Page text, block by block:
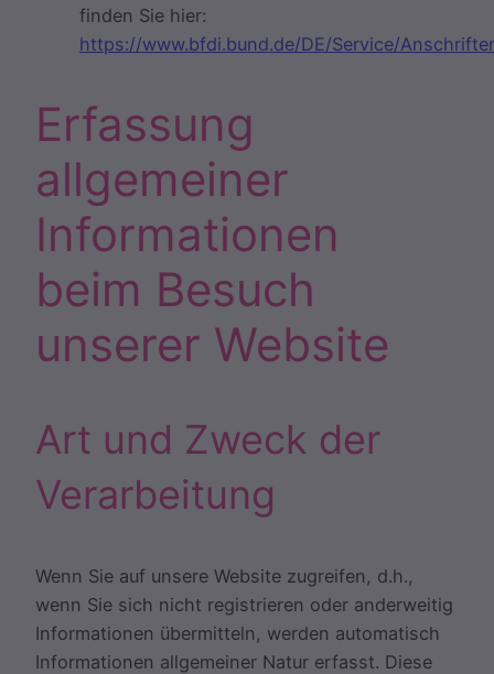
finden Sie hier:
https://www.bfdi.bund.de/DE/Service/
Erfassung
allgemeiner
Informationen
beim Besuch
unserer Website
Art und Zweck der
Verarbeitung
Wenn Sie auf unsere Website zugreifen, d.h.,
wenn Sie sich nicht registrieren oder anderweitig
Informationen übermitteln, werden automatisch
Informationen allgemeiner Natur erfasst. Diese